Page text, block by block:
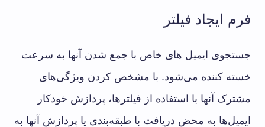
فرم ایجاد فیلتر
جستجوی ایمیل های خاص با جمع شدن آنها به سرعت
خسته کننده می‌شود. با مشخص کردن ویژگی‌های
مشترک آنها با استفاده از فیلترها، پردازش خودکار
ایمیل‌ها به محض دریافت با طبقه‌بندی یا پردازش آنها به